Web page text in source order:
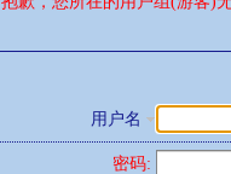
用户名
密码: